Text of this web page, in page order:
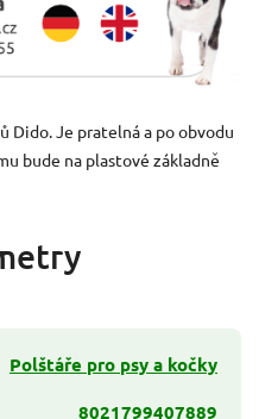
Dido. Je pratelná a po obvodu
bude na plastové základně
Polštáře pro psy a kočky
8021799407889